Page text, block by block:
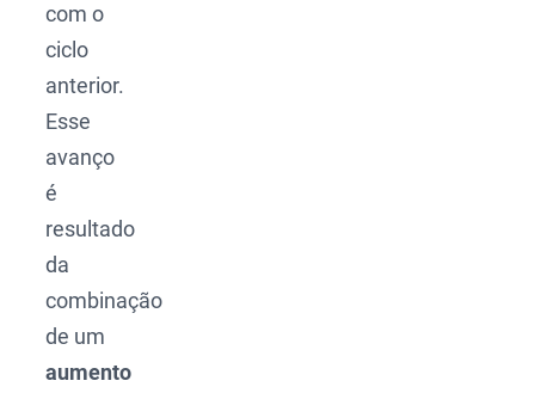
com o
ciclo
anterior.
Esse
avanço
é
resultado
da
combinação
de um
aumento